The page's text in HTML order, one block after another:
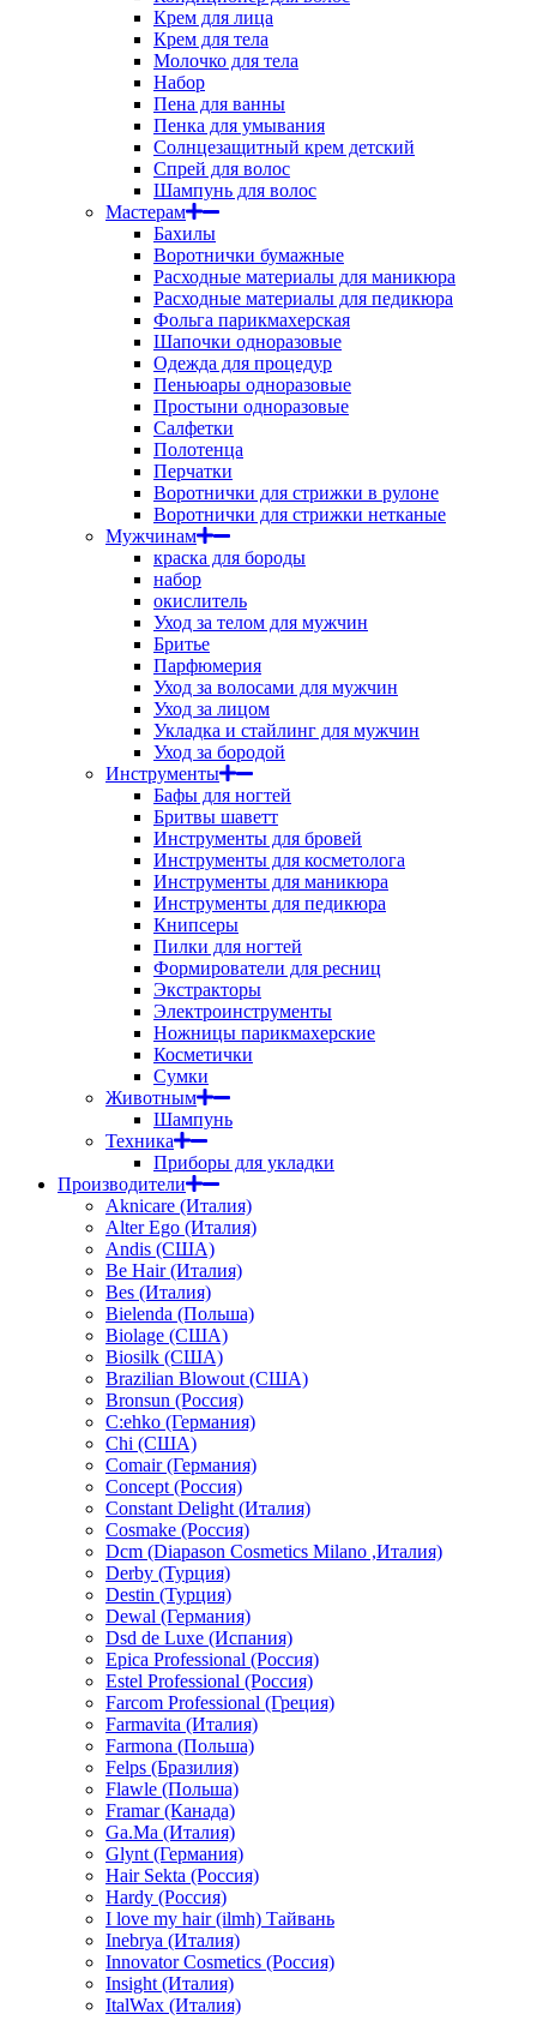
Крем для лица
Крем для тела
Молочко для тела
Набор
Пена для ванны
Пенка для умывания
Солнцезащитный крем детский
Спрей для волос
Шампунь для волос
Мастерам
Бахилы
Воротнички бумажные
Расходные материалы для маникюра
Расходные материалы для педикюра
Фольга парикмахерская
Шапочки одноразовые
Одежда для процедур
Пеньюары одноразовые
Простыни одноразовые
Салфетки
Полотенца
Перчатки
Воротнички для стрижки в рулоне
Воротнички для стрижки нетканые
Мужчинам
краска для бороды
набор
окислитель
Уход за телом для мужчин
Бритье
Парфюмерия
Уход за волосами для мужчин
Уход за лицом
Укладка и стайлинг для мужчин
Уход за бородой
Инструменты
Бафы для ногтей
Бритвы шаветт
Инструменты для бровей
Инструменты для косметолога
Инструменты для маникюра
Инструменты для педикюра
Книпсеры
Пилки для ногтей
Формирователи для ресниц
Экстракторы
Электроинструменты
Ножницы парикмахерские
Косметички
Сумки
Животным
Шампунь
Техника
Приборы для укладки
Производители
Aknicare (Италия)
Alter Ego (Италия)
Andis (США)
Be Hair (Италия)
Bes (Италия)
Bielenda (Польша)
Biolage (США)
Biosilk (США)
Brazilian Blowout (США)
Bronsun (Россия)
C:ehko (Германия)
Chi (США)
Comair (Германия)
Concept (Россия)
Constant Delight (Италия)
Cosmake (Россия)
Dcm (Diapason Cosmetics Milano ,Италия)
Derby (Турция)
Destin (Турция)
Dewal (Германия)
Dsd de Luxe (Испания)
Epica Professional (Россия)
Estel Professional (Россия)
Farcom Professional (Греция)
Farmavita (Италия)
Farmona (Польша)
Felps (Бразилия)
Flawle (Польша)
Framar (Канада)
Ga.Ma (Италия)
Glynt (Германия)
Hair Sekta (Россия)
Hardy (Россия)
I love my hair (ilmh) Тайвань
Inebrya (Италия)
Innovator Cosmetics (Россия)
Insight (Италия)
ItalWax (Италия)